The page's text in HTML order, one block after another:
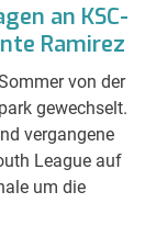
an KSC-
Ramirez
von der
gewechselt.
vergangene
League auf
um die